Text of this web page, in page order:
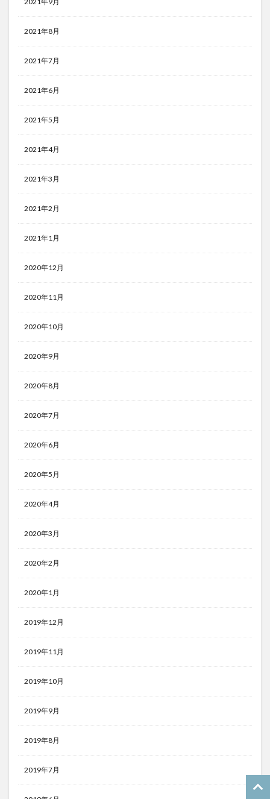
2021年8月
2021年7月
2021年6月
2021年5月
2021年4月
2021年3月
2021年2月
2021年1月
2020年12月
2020年11月
2020年10月
2020年9月
2020年8月
2020年7月
2020年6月
2020年5月
2020年4月
2020年3月
2020年2月
2020年1月
2019年12月
2019年11月
2019年10月
2019年9月
2019年8月
2019年7月